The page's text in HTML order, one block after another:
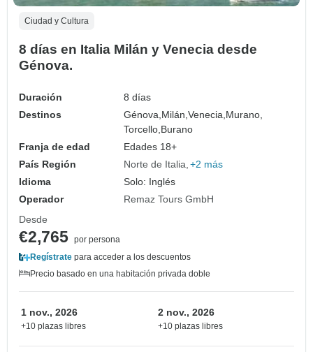
Ciudad y Cultura
8 días en Italia Milán y Venecia desde
Génova.
Duración
8 días
Destinos
Génova, Milán,Venecia, Murano,
Torcello, Burano
Franja de edad
Edades 18+
País Región
Norte de Italia +2 más
Idioma
Solo: Inglés
Operador
Remaz Tours GmbH
Desde
€2,765 por persona
Regístrate para acceder a los descuentos
Precio basado en una habitación privada doble
1 nov., 2026
+10 plazas libres
2 nov., 2026
+10 plazas libres